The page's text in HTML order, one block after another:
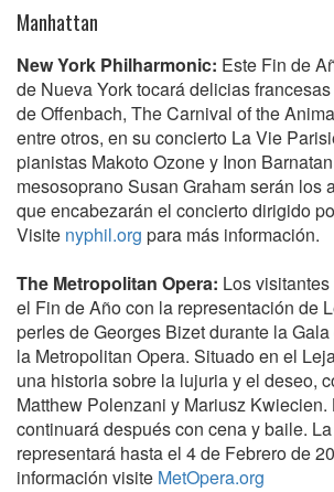
Manhattan
New York Philharmonic: Este Fin de
de Nueva York tocará delicias
de Offenbach, The Carnival of the
entre otros, en su concierto La Vie
pianistas Makoto Ozone y Inon
mesosoprano Susan Graham serán los
que encabezarán el concierto dirigido
Visite nyphil.org para más información.
The Metropolitan Opera: Los
el Fin de Año con la representación de
perles de Georges Bizet durante la
la Metropolitan Opera. Situado en el
una historia sobre la lujuria y el deseo,
Matthew Polenzani y Mariusz Kwiecien.
continuará después con cena y baile.
representará hasta el 4 de Febrero de
información visite MetOpera.org